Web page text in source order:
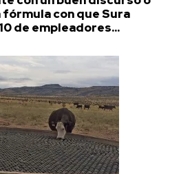
fórmula con que Sura
de empleadores...